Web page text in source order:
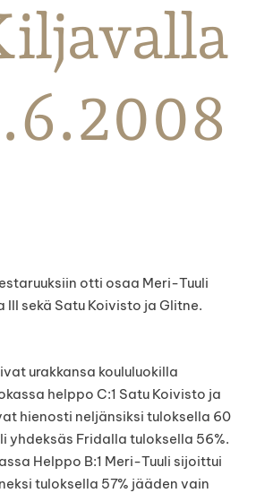
otti osaa Meri-Tuuli
III sekä Satu Koivisto ja Glitne.
urakkansa koululuokilla
helppo C:1 Satu Koivisto ja
hienosti neljänsiksi tuloksella 60
yhdeksäs Fridalla tuloksella 56%.
Helppo B:1 Meri-Tuuli sijoittui
tuloksella 57% jääden vain